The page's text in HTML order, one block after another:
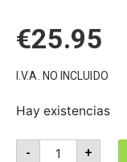
€25.95
I.V.A. NO INCLUIDO
Hay existencias
- +